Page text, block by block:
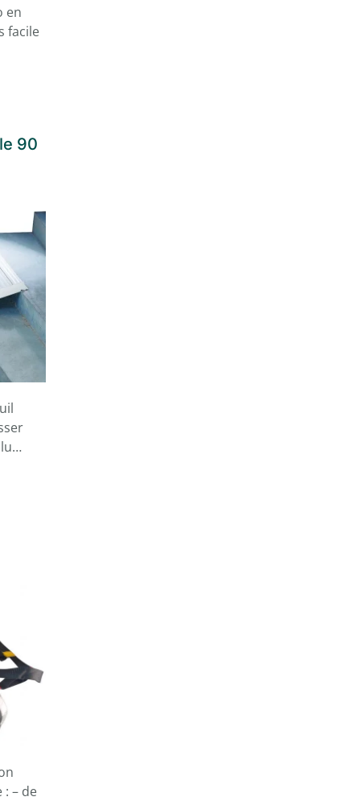
en
facile
90
– de